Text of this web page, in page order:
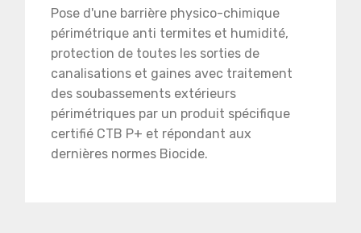
Pose d'une barrière physico-chimique
périmétrique anti termites et humidité,
protection de toutes les sorties de
canalisations et gaines avec traitement
des soubassements extérieurs
périmétriques par un produit spécifique
certifié CTB P+ et répondant aux
dernières normes Biocide.